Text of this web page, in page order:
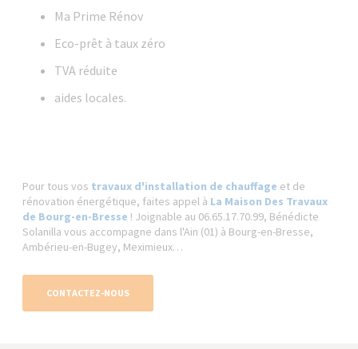
Ma Prime Rénov
Eco-prêt à taux zéro
TVA réduite
aides locales.
Pour tous vos travaux d'installation de chauffage et de
rénovation énergétique, faites appel à La Maison Des Travaux
de Bourg-en-Bresse ! Joignable au 06.65.17.70.99, Bénédicte
Solanilla vous accompagne dans l'Ain (01) à Bourg-en-Bresse,
Ambérieu-en-Bugey, Meximieux…
CONTACTEZ-NOUS